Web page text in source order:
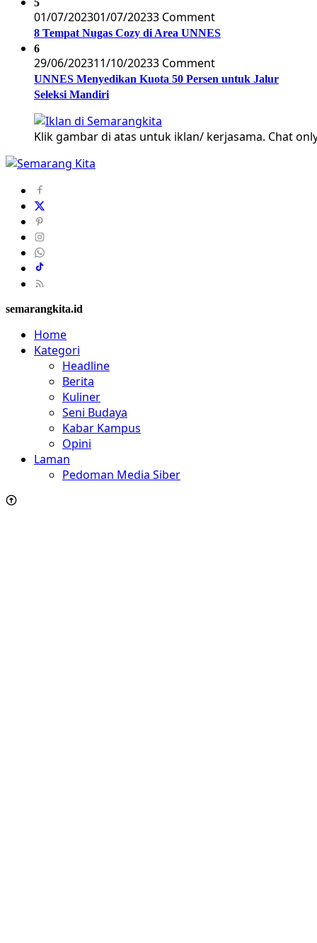
01/07/202301/07/20233 Comment
8 Tempat Nugas Cozy di Area UNNES
6
29/06/202311/10/20233 Comment
UNNES Menyedikan Kuota 50 Persen untuk Jalur
Seleksi Mandiri
Klik gambar di atas untuk iklan/ kerjasama. Chat
semarangkita.id
Home
Kategori
Headline
Berita
Kuliner
Seni Budaya
Kabar Kampus
Opini
Laman
Pedoman Media Siber